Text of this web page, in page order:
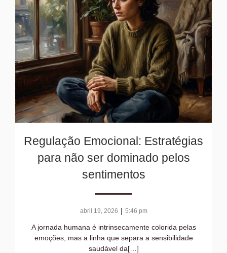
Regulação Emocional: Estratégias
para não ser dominado pelos
sentimentos
abril 19, 2026 | 5:46 pm
A jornada humana é intrinsecamente colorida pelas
emoções, mas a linha que separa a sensibilidade
saudável da[…]